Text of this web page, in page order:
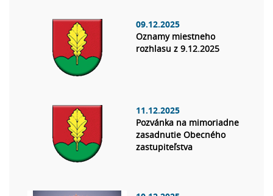
09.12.2025
Oznamy miestneho
rozhlasu z 9.12.2025
11.12.2025
Pozvánka na mimoriadne
zasadnutie Obecného
zastupiteľstva